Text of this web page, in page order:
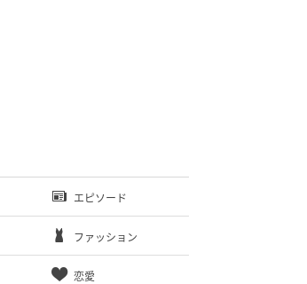
エピソード
ファッション
恋愛